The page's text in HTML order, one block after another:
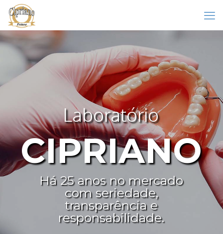
CIPRIANO
Laboratório
Há 25 anos no mercado
com seriedade,
transparência e
responsabilidade.